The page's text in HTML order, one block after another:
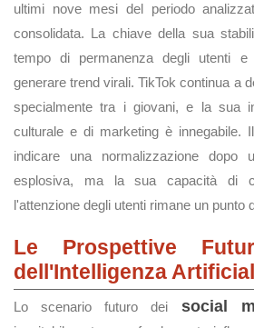
ultimi nove mesi del periodo
consolidata. La chiave della sua
tempo di permanenza degli utenti
generare trend virali. TikTok continua a
specialmente tra i giovani, e la sua
culturale e di marketing è innegabile.
indicare una normalizzazione dopo
esplosiva, ma la sua capacità di
l'attenzione degli utenti rimane un punto
Le Prospettive
dell'Intelligenza
Lo scenario futuro dei social